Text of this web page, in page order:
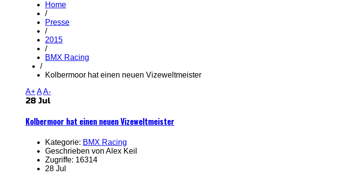
Home
/
Presse
/
2015
/
BMX Racing
/
Kolbermoor hat einen neuen Vizeweltmeister
A+AA-
28 Jul
Kolbermoor hat einen neuen Vizeweltmeister
Kategorie: BMX Racing
Geschrieben von Alex Keil
Zugriffe: 16314
28 Jul